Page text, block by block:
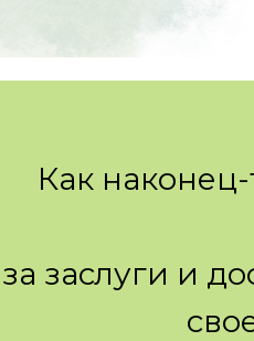
Как
заслуги и